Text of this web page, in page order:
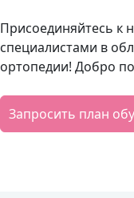
Присоединяйтесь к
специалистами в
ортопедии! Добро
Запросить план